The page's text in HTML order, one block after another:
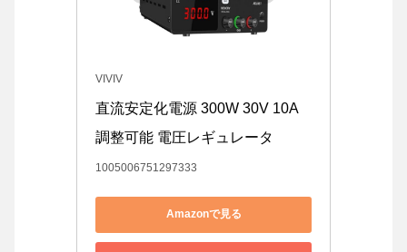
VIVIV
直流安定化電源 300W 30V 10A
調整可能 電圧レギュレータ
1005006751297333
Amazonで見る